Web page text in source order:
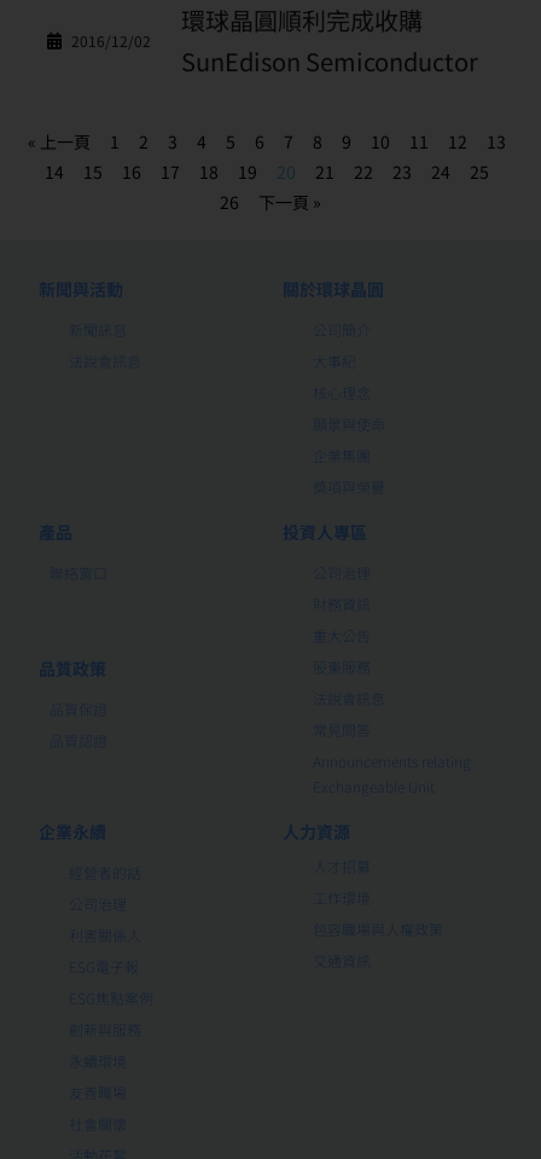
2016/12/02
環球晶圓順利完成收購
SunEdison Semiconductor
« 上一頁 1 2 3 4 5 6 7 8 9 10 11 12
13
14
15 16 17 18 19 20 21 22 23 24
25
26
下一頁 »
新聞與活動
新聞訊息
法說會訊息
關於環球晶圓
公司簡介
大事紀
核心理念
願景與使命
企業集團
獎項與榮譽
產品
聯絡窗口
品質政策
品質保證
品質認證
投資人專區
公司治理
財務資訊
重大公告
股東服務
法說會訊息
常見問答
Announcements relating
Exchangeable Unit
企業永續
經營者的話
公司治理
利害關係人
ESG電子報
ESG焦點案例
創新與服務
永續環境
友善職場
社會關懷
活動花絮
人力資源
人才招募
工作環境
包容職場與人權政策
交通資訊